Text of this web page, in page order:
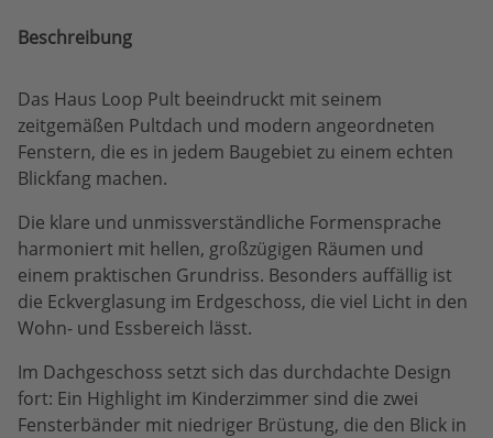
Beschreibung
Das Haus Loop Pult beeindruckt mit seinem
zeitgemäßen Pultdach und modern angeordneten
Fenstern, die es in jedem Baugebiet zu einem echten
Blickfang machen.
Die klare und unmissverständliche Formensprache
harmoniert mit hellen, großzügigen Räumen und
einem praktischen Grundriss. Besonders auffällig ist
die Eckverglasung im Erdgeschoss, die viel Licht in den
Wohn- und Essbereich lässt.
Im Dachgeschoss setzt sich das durchdachte Design
fort: Ein Highlight im Kinderzimmer sind die zwei
Fensterbänder mit niedriger Brüstung, die den Blick in